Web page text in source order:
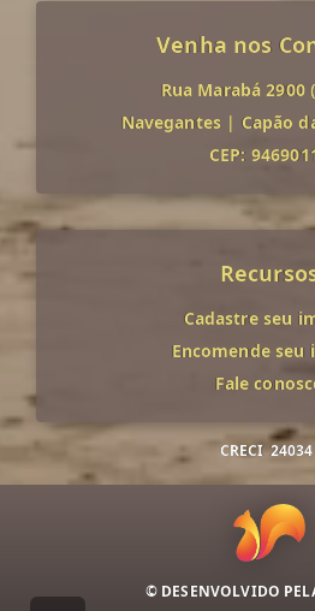
Venha nos
Rua Marabá 2900
Navegantes | Capão
CEP:
Cadastre seu
Encomende seu
Fale
CRECI 24034
© DESENVOLVIDO